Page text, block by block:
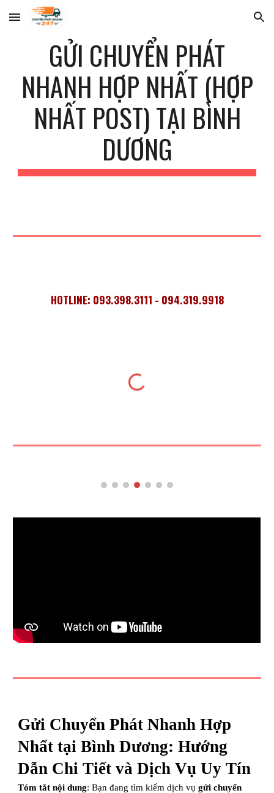
Skip to main content Skip to navigation
GỬI CHUYỂN PHÁT
NHANH HỢP NHẤT (HỢP
NHẤT POST) TẠI BÌNH
DƯƠNG
HOTLINE: 093.398.3111 - 094.319.9918
Gửi Chuyển Phát Nhanh Hợp
Nhất tại Bình Dương: Hướng
Dẫn Chi Tiết và Dịch Vụ Uy Tín
Tóm tắt nội dung: Bạn đang tìm kiếm dịch vụgửi chuyển